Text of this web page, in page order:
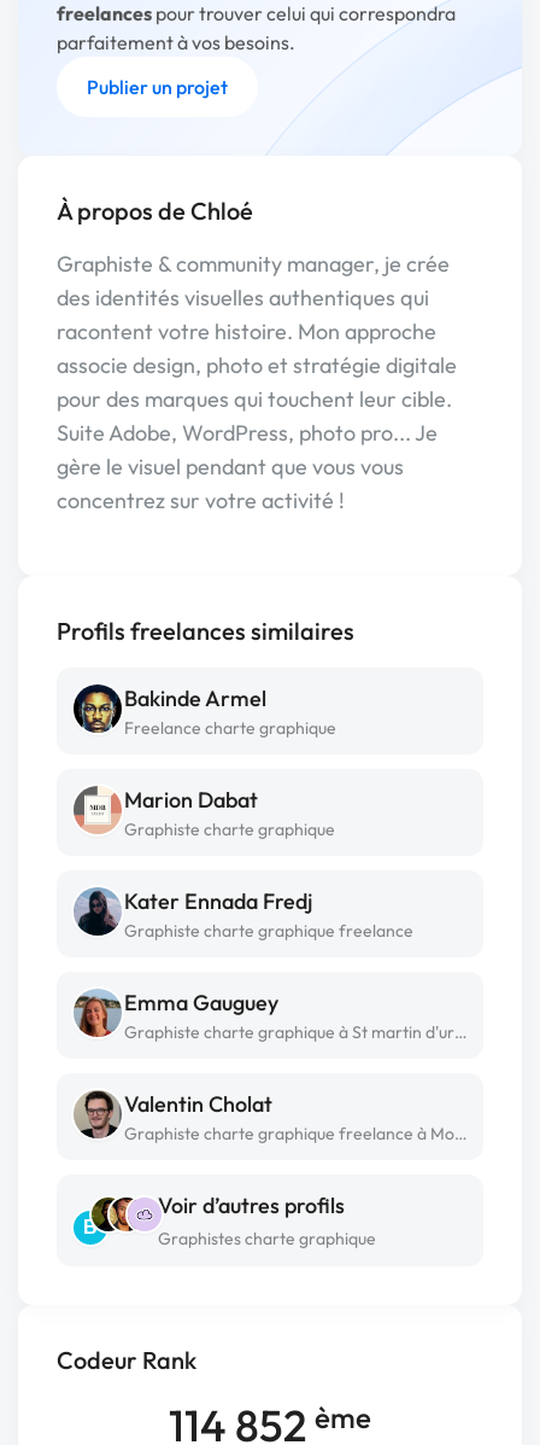
Codeur Rank
114 852 ème
freelances pour trouver celui qui correspondra
parfaitement à vos besoins.
Publier un projet
À propos de Chloé
Graphiste & community manager, je crée
des identités visuelles authentiques qui
racontent votre histoire. Mon approche
associe design, photo et stratégie digitale
pour des marques qui touchent leur cible.
Suite Adobe, WordPress, photo pro... Je
gère le visuel pendant que vous vous
concentrez sur votre activité !
Profils freelances similaires
Bakinde Armel
Freelance charte graphique
Marion Dabat
Graphiste charte graphique
Kater Ennada Fredj
Graphiste charte graphique freelance
Emma Gauguey
Graphiste charte graphique à St martin d'uriage
Valentin Cholat
Graphiste charte graphique freelance à Montélimar
B
Voir d’autres profils
Graphistes charte graphique